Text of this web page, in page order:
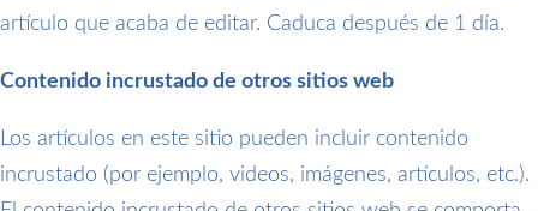
artículo que acaba de editar. Caduca después de 1 día.
Contenido incrustado de otros sitios web
Los artículos en este sitio pueden incluir contenido
incrustado (por ejemplo, videos, imágenes, artículos, etc.).